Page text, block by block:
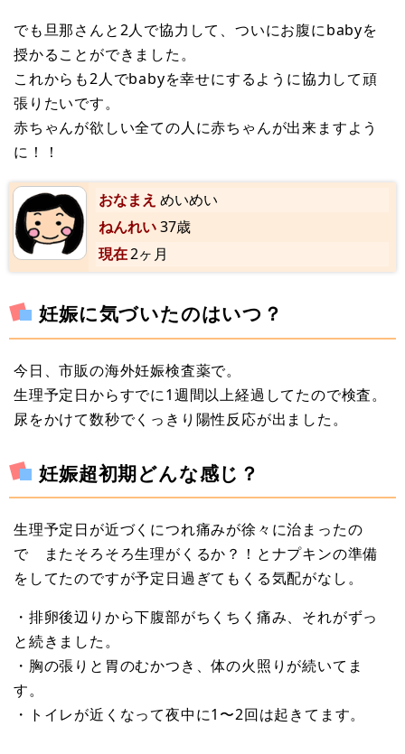
でも旦那さんと2人で協力して、ついにお腹にbabyを
授かることができました。
これからも2人でbabyを幸せにするように協力して頑
張りたいです。
赤ちゃんが欲しい全ての人に赤ちゃんが出来ますよう
に！！
おなまえ めいめい
ねんれい37歳
現在2ヶ月
妊娠に気づいたのはいつ？
今日、市販の海外妊娠検査薬で。
生理予定日からすでに1週間以上経過してたので検査。
尿をかけて数秒でくっきり陽性反応が出ました。
妊娠超初期どんな感じ？
生理予定日が近づくにつれ痛みが徐々に治まったの
で またそろそろ生理がくるか？！とナプキンの準備
をしてたのですが予定日過ぎてもくる気配がなし。
・排卵後辺りから下腹部がちくちく痛み、それがずっ
と続きました。
・胸の張りと胃のむかつき、体の火照りが続いてま
す。
・トイレが近くなって夜中に1〜2回は起きてます。